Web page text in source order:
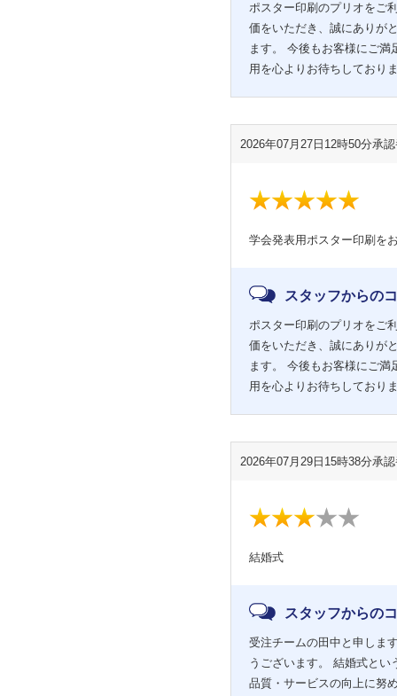
ポスター印刷のプリオをご
価をいただき、誠にありが
ます。 今後もお客様にご
用を心よりお待ちしており
2026年07月27日12時50分承
学会発表用ポスター印刷を
スタッフからの
ポスター印刷のプリオをご
価をいただき、誠にありが
ます。 今後もお客様にご
用を心よりお待ちしており
2026年07月29日15時38分承
結婚式
スタッフからの
受注チームの田中と申しま
うございます。 結婚式と
品質・サービスの向上に努